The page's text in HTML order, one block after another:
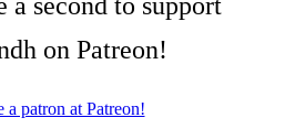
on Patreon!